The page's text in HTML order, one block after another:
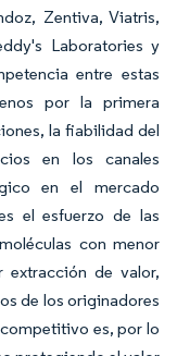
Zentiva, Viatris,
Laboratories y
entre estas
por la primera
la fiabilidad del
en los canales
en el mercado
el esfuerzo de las
con menor
extracción de valor,
de los originadores
es, por lo